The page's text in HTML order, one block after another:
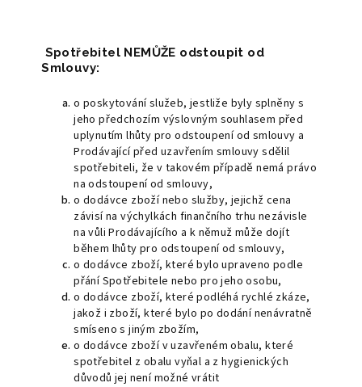
Spotřebitel NEMŮŽE odstoupit od
Smlouvy:
o poskytování služeb, jestliže byly splněny s
jeho předchozím výslovným souhlasem před
uplynutím lhůty pro odstoupení od smlouvy a
Prodávající před uzavřením smlouvy sdělil
spotřebiteli, že v takovém případě nemá právo
na odstoupení od smlouvy,
o dodávce zboží nebo služby, jejichž cena
závisí na výchylkách finančního trhu nezávisle
na vůli Prodávajícího a k němuž může dojít
během lhůty pro odstoupení od smlouvy,
o dodávce zboží, které bylo upraveno podle
přání Spotřebitele nebo pro jeho osobu,
o dodávce zboží, které podléhá rychlé zkáze,
jakož i zboží, které bylo po dodání nenávratně
smíseno s jiným zbožím,
o dodávce zboží v uzavřeném obalu, které
spotřebitel z obalu vyňal a z hygienických
důvodů jej není možné vrátit